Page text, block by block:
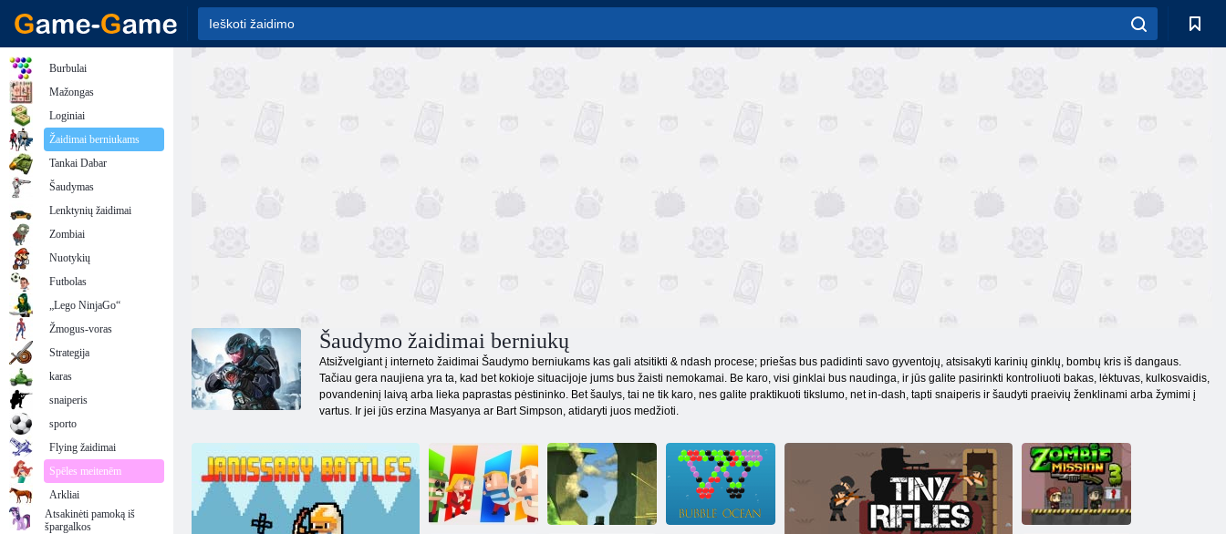
Šaudymo žaidimai berniukų
Atsižvelgiant į interneto žaidimai Šaudymo berniukams kas gali atsitikti & ndash procese; priešas bus padidinti savo gyventojų, atsisakyti karinių ginklų, bombų kris iš dangaus.
Tačiau gera naujiena yra ta, kad bet kokioje situacijoje jums bus žaisti nemokamai. Be karo, visi ginklai bus naudinga, ir jūs galite pasirinkti kontroliuoti bakas, lėktuvas, kulkosvaidis,
povandeninį laivą arba lieka paprastas pėstininko. Bet šaulys, tai ne tik karo, nes galite praktikuoti tikslumo, net in-dash, tapti snaiperis ir šaudyti praeivių ženklinami arba žymimi į
vartus. Ir jei jūs erzina Masyanya ar Bart Simpson, atidaryti juos medžioti.
Burbulai
Mažongas
Loginiai
Žaidimai berniukams
Tankai Dabar
Šaudymas
Lenktynių žaidimai
Zombiai
Nuotykių
Futbolas
„Lego NinjaGo“
Žmogus-voras
Strategija
karas
snaiperis
sporto
Flying žaidimai
Spēles meitenēm
Arkliai
Atsakinėti pamoką iš
špargalkos